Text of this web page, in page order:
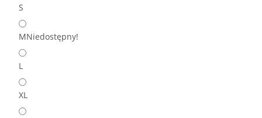
S
MNiedostępny!
L
XL